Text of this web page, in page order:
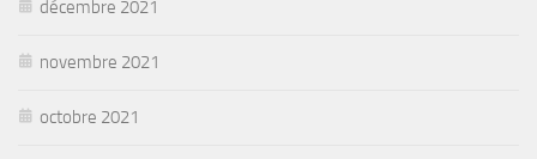
décembre 2021
novembre 2021
octobre 2021